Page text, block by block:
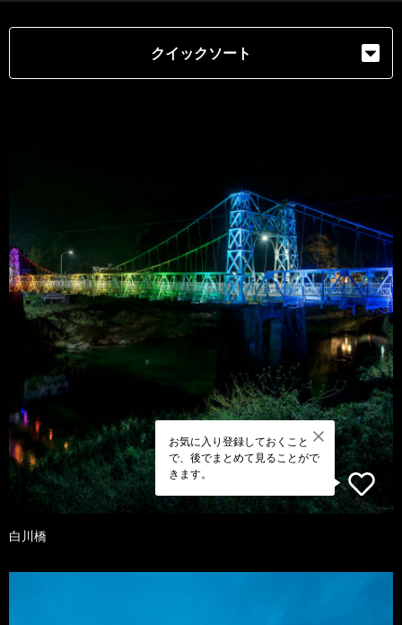
クイックソート
お気に入り登録しておくこと
で、後でまとめて見ることがで
きます。
白川橋